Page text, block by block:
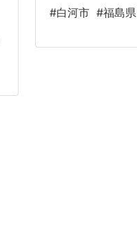
#白河市 #福島県